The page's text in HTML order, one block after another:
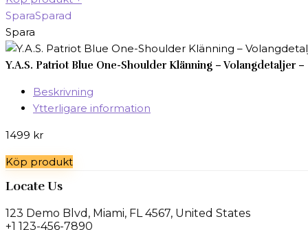
SparaSparad
Spara
Y.A.S. Patriot Blue One-Shoulder Klänning – Volangdetaljer –
Beskrivning
Ytterligare information
1499 kr
Köp produkt
Locate Us
123 Demo Blvd, Miami, FL 4567, United States
+1 123-456-7890